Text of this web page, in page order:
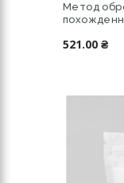
Метод
521.00 ₴